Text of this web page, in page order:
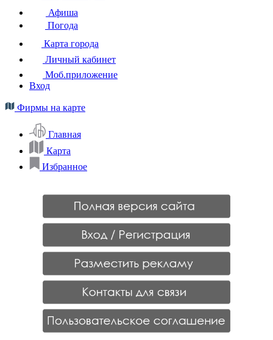
Афиша
Погода
Карта города
Личный кабинет
Моб.приложение
Вход
Фирмы на карте
Главная
Карта
Избранное